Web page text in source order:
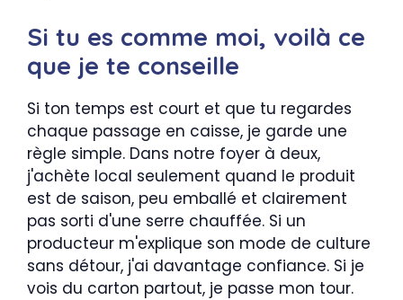
Si tu es comme moi, voilà ce
que je te conseille
Si ton temps est court et que tu regardes
chaque passage en caisse, je garde une
règle simple. Dans notre foyer à deux,
j'achète local seulement quand le produit
est de saison, peu emballé et clairement
pas sorti d'une serre chauffée. Si un
producteur m'explique son mode de culture
sans détour, j'ai davantage confiance. Si je
vois du carton partout, je passe mon tour.